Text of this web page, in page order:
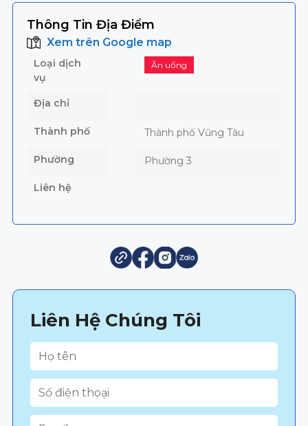
Thông Tin Địa Điểm
Xem trên Google map
Loại dịch
vụ
Ăn uống
Địa chỉ
Thành phố Thành phố Vũng Tàu
Phường Phường 3
Liên hệ
Liên Hệ Chúng Tôi